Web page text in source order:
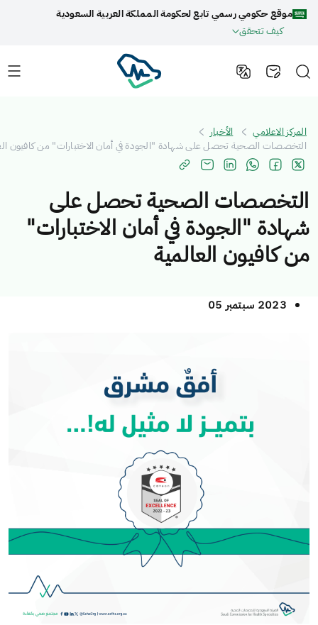
موقع حكومي رسمي تابع لحكومة المملكة العربية السعودية
كيف تتحقق
الاعلامي
الأخبار
الصحية تحصل على شهادة "الجودة في أمان الاختبارات" من كافيون العالمية
الصحية تحصل على
"الجودة في أمان الاختبارات"
كافيون العالمية
2023 سبتمبر 05